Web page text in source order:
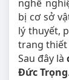
nghề
bị cơ sở
lý thuyết,
trang thiết
Sau đây là
Đức Trọng.